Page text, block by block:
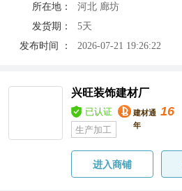
所在地：
河北 廊坊
发货期：
5天
发布时间 ：
2026-07-21 19:26:22
兴旺装饰建材厂
已认证 建材通 16
年
生产加工
进入商铺